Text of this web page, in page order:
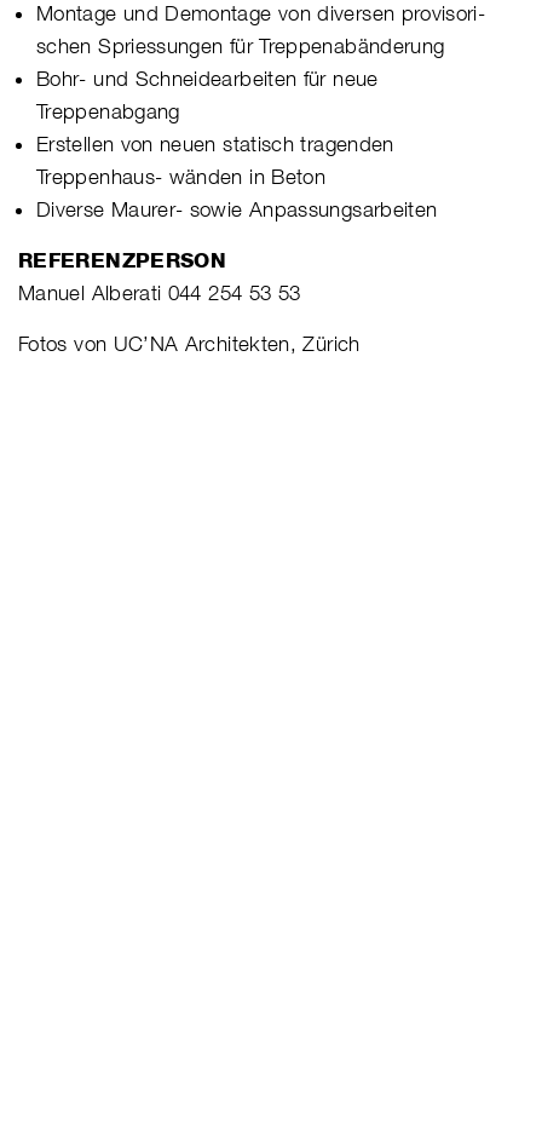
Montage und Demontage von diversen provisori-
schen Spriessungen für Treppenabänderung
Bohr- und Schneidearbeiten für neue
Treppenabgang
Erstellen von neuen statisch tragenden
Treppenhaus- wänden in Beton
Diverse Maurer- sowie Anpassungsarbeiten
REFERENZPERSON
Manuel Alberati 044 254 53 53
Fotos von UC’NA Architekten, Zürich